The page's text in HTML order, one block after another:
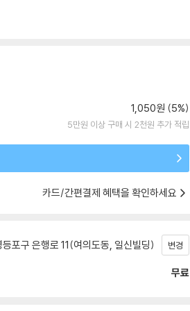
1,050원 (5%)
5만원 이상 구매 시 2천원 추가 적립
카드/간편결제 혜택을 확인하세요
포구 은행로 11(여의도동, 일신빌딩) 변경
무료